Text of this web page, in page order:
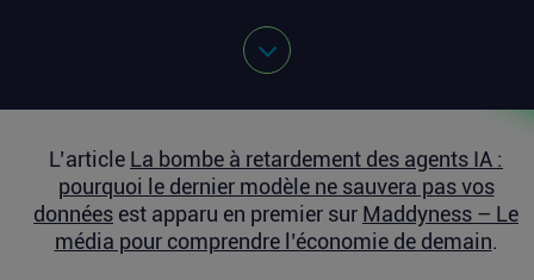
L’article La bombe à retardement des agents IA :
pourquoi le dernier modèle ne sauvera pas vos
données est apparu en premier sur Maddyness – Le
média pour comprendre l’économie de demain.